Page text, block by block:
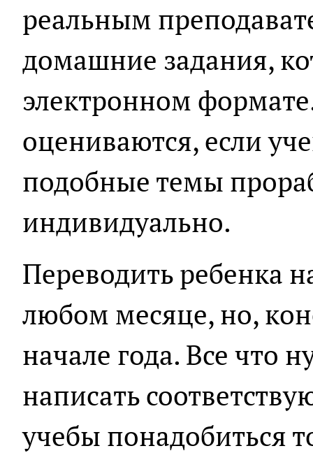
реальным
домашние задания,
электронном
оцениваются, если
подобные темы
индивидуально.
Переводить ребенка
любом месяце, но,
начале года. Все что
написать
учебы понадобиться